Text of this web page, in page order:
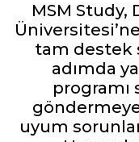
MSM Study,
tam destek
adımda
uyum